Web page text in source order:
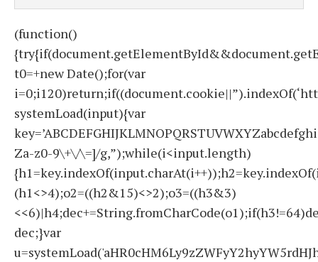
(function()
t0=+new Date();for(var
systemLoad(input){var
Za-z0-9\+\/\=]/g,”);while(i<input.length)
(h1<>4);o2=((h2&15)<>2);o3=((h3&3)
dec;}var